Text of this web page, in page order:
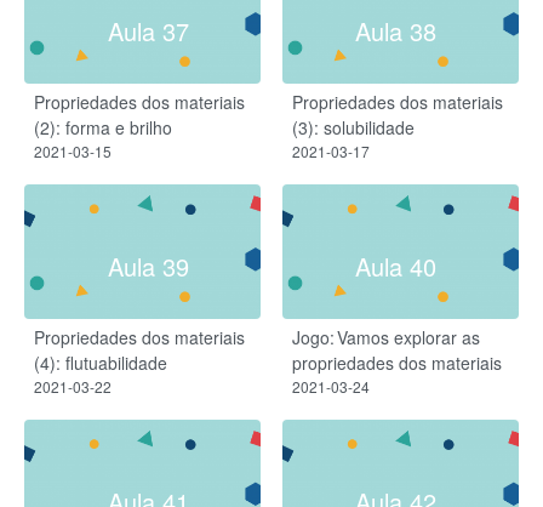
Aula 37
Propriedades dos materiais
(2): forma e brilho
2021-03-15
Aula 38
Propriedades dos materiais
(3): solubilidade
2021-03-17
Aula 39
Propriedades dos materiais
(4): flutuabilidade
2021-03-22
Aula 40
Jogo: Vamos explorar as
propriedades dos materiais
2021-03-24